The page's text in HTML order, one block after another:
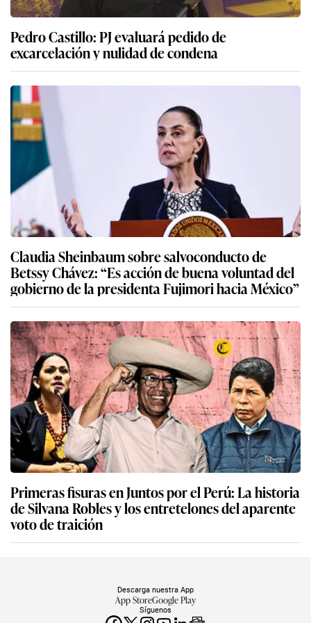
Pedro Castillo: PJ evaluará pedido de
excarcelación y nulidad de condena
Claudia Sheinbaum sobre salvoconducto de
Betssy Chávez: “Es acción de buena voluntad del
gobierno de la presidenta Fujimori hacia México”
Primeras fisuras en Juntos por el Perú: La historia
de Silvana Robles y los entretelones del aparente
voto de traición
Síguenos
Descarga nuestra App
App StoreGoogle Play